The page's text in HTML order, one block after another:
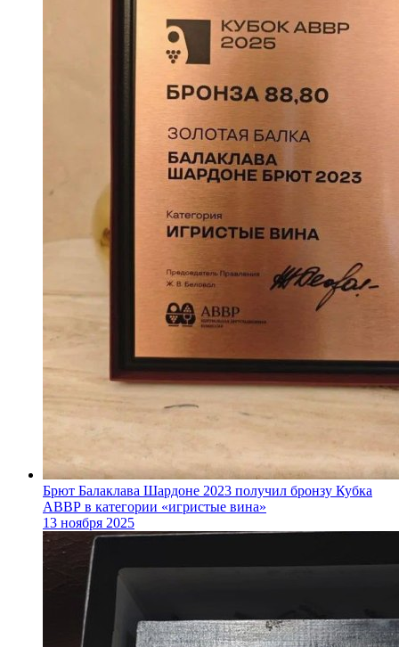
Брют Балаклава Шардоне 2023 получил бронзу Кубка
АВВР в категории «игристые вина»
13 ноября 2025